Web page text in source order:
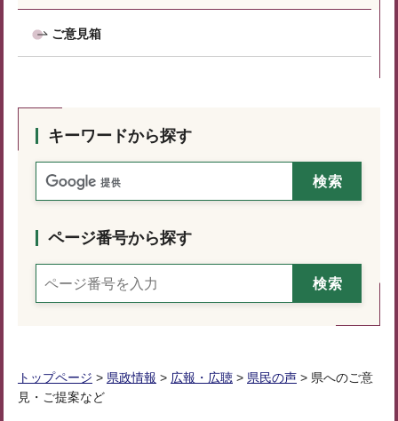
ご意見箱
キーワードから探す
ページ番号から探す
トップページ > 県政情報 > 広報・広聴 > 県民の声 > 県へのご意
見・ご提案など